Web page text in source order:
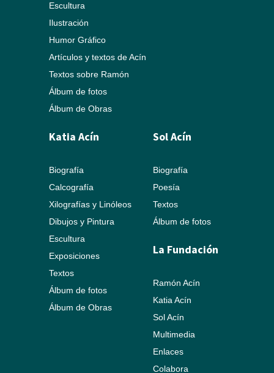
Escultura
Ilustración
Humor Gráfico
Artículos y textos de Acín
Textos sobre Ramón
Álbum de fotos
Álbum de Obras
Katia Acín
Biografía
Calcografía
Xilografías y Linóleos
Dibujos y Pintura
Escultura
Exposiciones
Textos
Álbum de fotos
Álbum de Obras
Sol Acín
Biografía
Poesía
Textos
Álbum de fotos
La Fundación
Ramón Acín
Katia Acín
Sol Acín
Multimedia
Enlaces
Colabora